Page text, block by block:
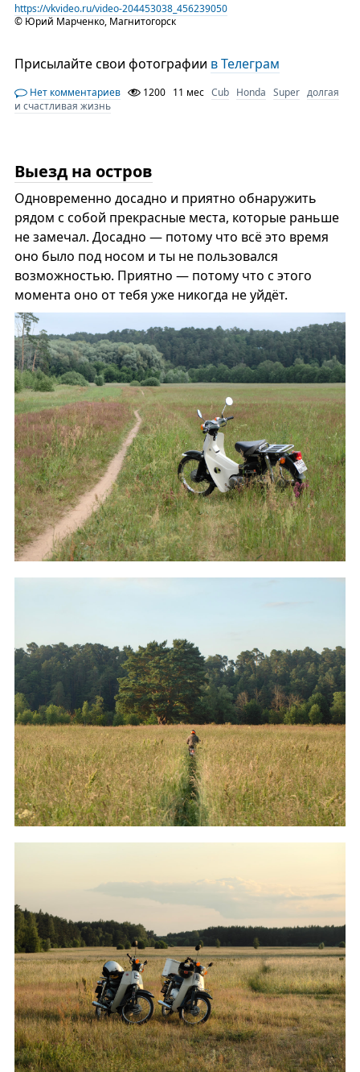
https://vkvideo.ru/video-204453038_456239050
© Юрий Марченко, Магнитогорск
Присылайте свои фотографии в Телеграм
Нет комментариев 1200 11 мес Cub Honda Super долгая
и счастливая жизнь
Выезд на остров
Одновременно досадно и приятно обнаружить
рядом с собой прекрасные места, которые раньше
не замечал. Досадно — потому что всё это время
оно было под носом и ты не пользовался
возможностью. Приятно — потому что с этого
момента оно от тебя уже никогда не уйдёт.